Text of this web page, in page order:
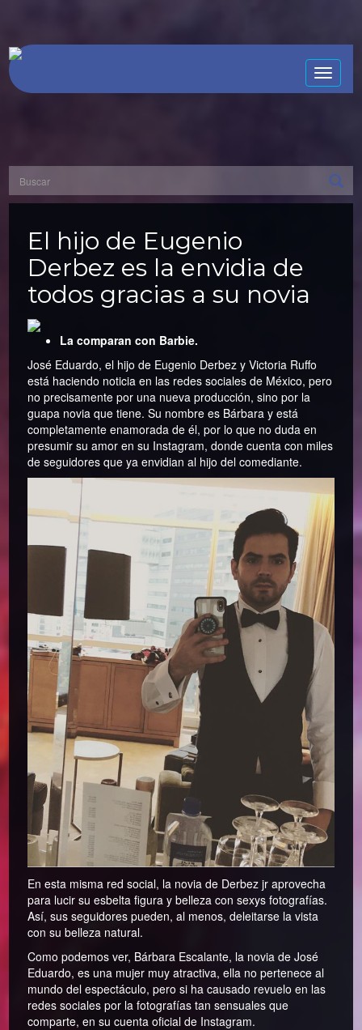
Toggle
El hijo de Eugenio
Derbez es la envidia de
todos gracias a su novia
La comparan con Barbie.
José Eduardo, el hijo de Eugenio Derbez y Victoria Ruffo
está haciendo noticia en las redes sociales de México, pero
no precisamente por una nueva producción, sino por la
guapa novia que tiene. Su nombre es Bárbara y está
completamente enamorada de él, por lo que no duda en
presumir su amor en su Instagram, donde cuenta con miles
de seguidores que ya envidian al hijo del comediante.
En esta misma red social, la novia de Derbez jr aprovecha
para lucir su esbelta figura y belleza con sexys fotografías.
Así, sus seguidores pueden, al menos, deleitarse la vista
con su belleza natural.
Como podemos ver, Bárbara Escalante, la novia de José
Eduardo, es una mujer muy atractiva, ella no pertenece al
mundo del espectáculo, pero si ha causado revuelo en las
redes sociales por la fotografías tan sensuales que
comparte, en su cuenta oficial de Instagram.